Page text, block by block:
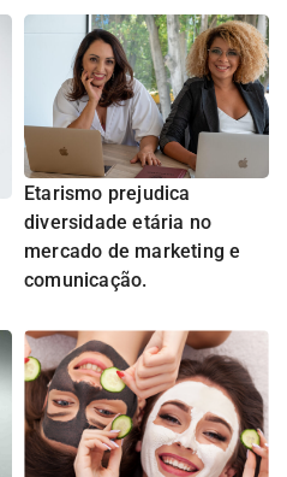
Etarismo prejudica
diversidade etária no
mercado de marketing e
comunicação.